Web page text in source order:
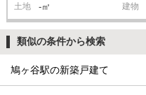
土地 -㎡ 建物
類似の条件から検索
鳩ヶ谷駅の新築戸建て